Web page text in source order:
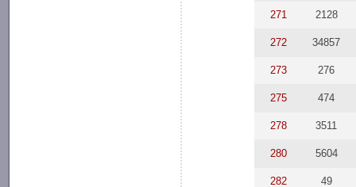
271 2128
272 34857
273 276
275 474
278 3511
280 5604
282 49